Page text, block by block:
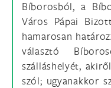
Bíborosból, a
Város Pápai
hamarosan
választó
szálláshelyét,
szól; ugyanakkor